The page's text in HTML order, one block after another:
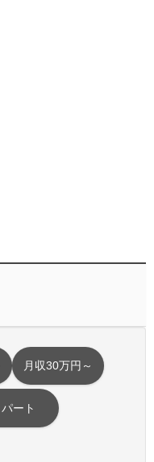
月収30万円～
パート